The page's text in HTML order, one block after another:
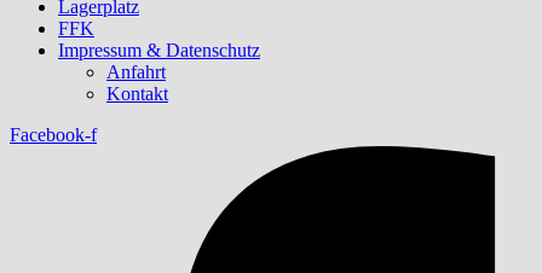
Lagerplatz
FFK
Impressum & Datenschutz
Anfahrt
Kontakt
Facebook-f